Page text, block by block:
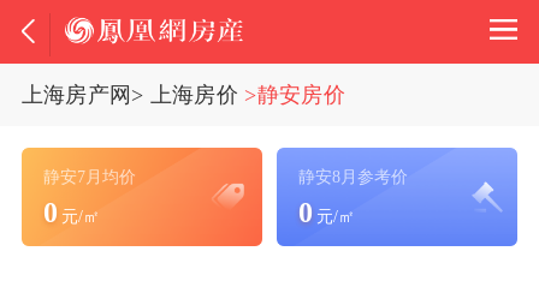
上海房产网 > 上海房价 >静安房价
静安7月均价
0 元/㎡
静安8月参考价
0 元/㎡